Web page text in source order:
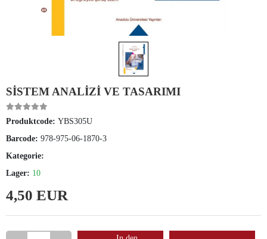
SİSTEM ANALİZİ VE TASARIMI
Produktcode: YBS305U
Barcode: 978-975-06-1870-3
Kategorie:
Lager: 10
4,50 EUR